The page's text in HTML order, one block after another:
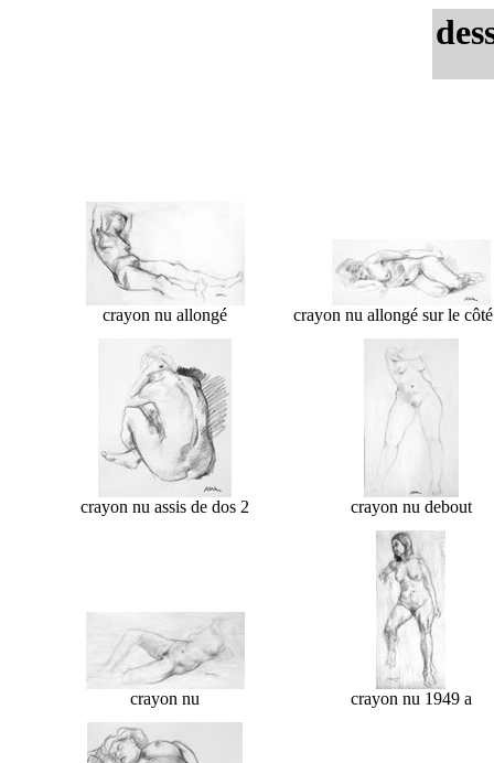
crayon nu allongé crayon nu allongé sur le
crayon nu assis de dos 2 crayon nu debout
crayon nu crayon nu 1949 a